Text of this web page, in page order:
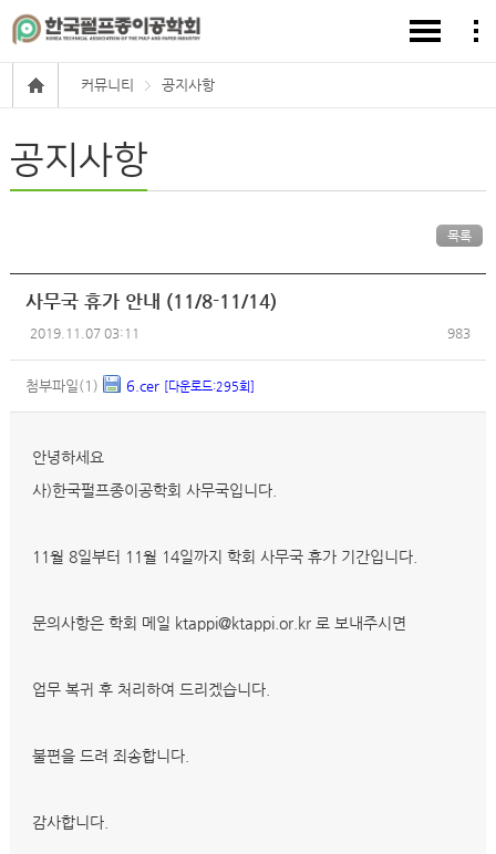
커뮤니티 공지사항
공지사항
목록
사무국 휴가 안내 (11/8-11/14)
2019.11.07 03:11 983
첨부파일(1) 6.cer [다운로드:295회]
안녕하세요
사)한국펄프종이공학회 사무국입니다.
11월 8일부터 11월 14일까지 학회 사무국 휴가 기간입니다.
문의사항은 학회 메일 ktappi@ktappi.or.kr 로 보내주시면
업무 복귀 후 처리하여 드리겠습니다.
불편을 드려 죄송합니다.
감사합니다.